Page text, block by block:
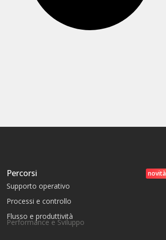
novità
Percorsi
Supporto operativo
Processi e controllo
Flusso e produttività
Performance e Sviluppo